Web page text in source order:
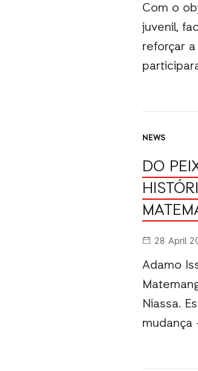
Com o
juvenil,
reforçar
NEWS
DO
28 April
Adamo
Niassa.
mudança